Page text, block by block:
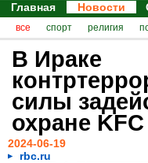
Главная Новости
все спорт религия
В Ираке
силы
охране
2024-06-19
rbc.ru